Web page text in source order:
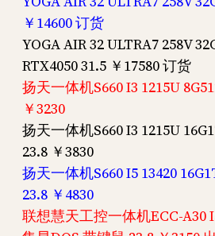
￥14600 订货
YOGA AIR 32 ULTRA7 258V
RTX4050 31.5 ￥17580 订货
扬天一体机S660 I3 1215U
￥3230
扬天一体机S660 I3 1215U
23.8 ￥3830
扬天一体机S660 I5 13420
23.8 ￥4830
联想慧天工控一体机ECC-A30